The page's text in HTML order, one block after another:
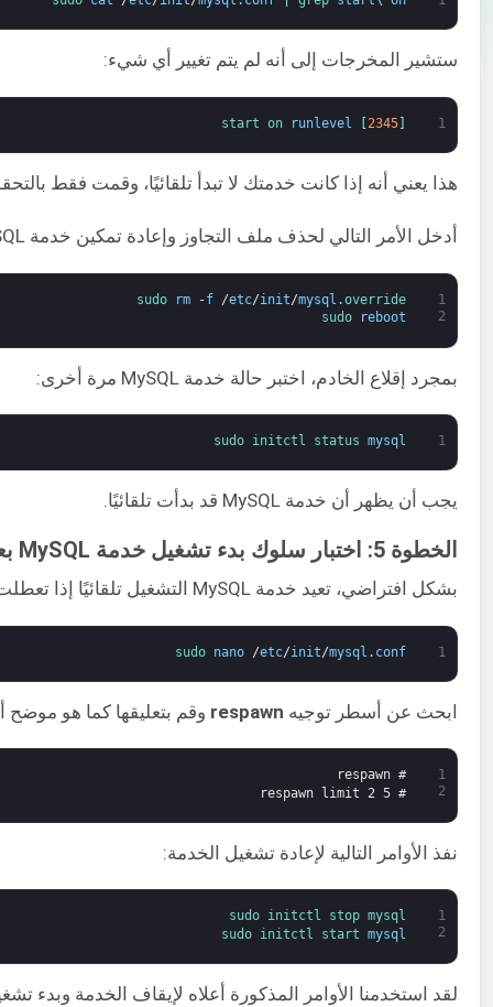
ستشير المخرجات إلى أنه لم يتم تغيير أي شيء:
1
start on runlevel [2345]
هذا يعني أنه إذا كانت خدمتك لا تبدأ تلقائيًا، وقمت فقط
أدخل الأمر التالي لحذف ملف التجاوز وإعادة تمكين خدمة MySQL. ثم، أعد تشغيل الخادم:
1
2
sudo rm -f /etc/init/mysql .override
sudo
reboot
بمجرد إقلاع الخادم، اختبر حالة خدمة MySQL مرة أخرى:
1
sudo initctl status mysql
يجب أن يظهر أن خدمة MySQL قد بدأت تلقائيًا.
الخطوة 5: اختبار سلوك بدء تشغيل خدمة MySQL بعد تعطل النظام
بشكل افتراضي، تعيد خدمة MySQL التشغيل تلقائيًا إذا تعطلت. لإيقاف هذا السلوك، سنقوم بتعديل ملف
1
sudo nano /etc/init/mysql . conf
ابحث عن أسطر توجيه respawn وقم بتعليقها كما هو موضح
1
2
# respawn
# respawn limit 2 5
نفذ الأوامر التالية لإعادة تشغيل الخدمة:
1
2
sudo initctl stop mysql
sudo initctl start mysql
لقد استخدمنا الأوامر المذكورة أعلاه لإيقاف الخدمة وبدء